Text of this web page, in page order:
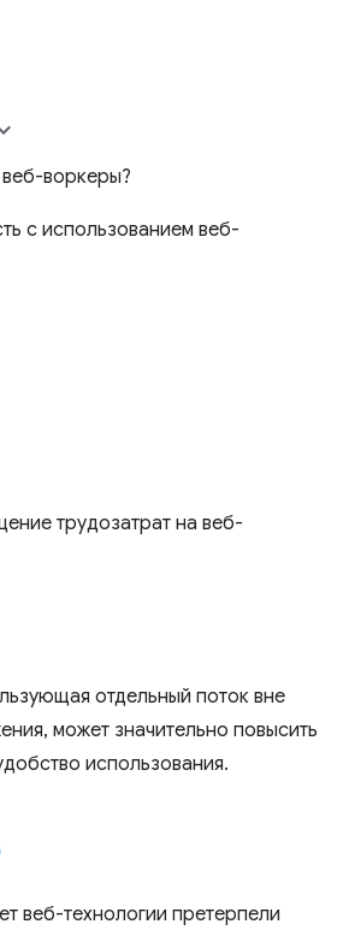
воркеры?
с использованием веб-
трудозатрат на веб-
отдельный поток вне
может значительно повысить
использования.
веб-технологии претерпели